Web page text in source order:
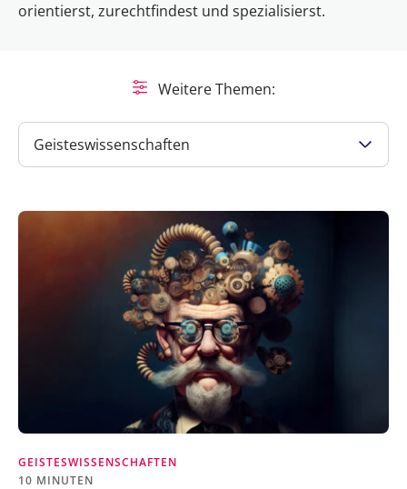
orientierst, zurechtfindest und spezialisierst.
Weitere Themen:
Geisteswissenschaften
GEISTESWISSENSCHAFTEN
10 MINUTEN